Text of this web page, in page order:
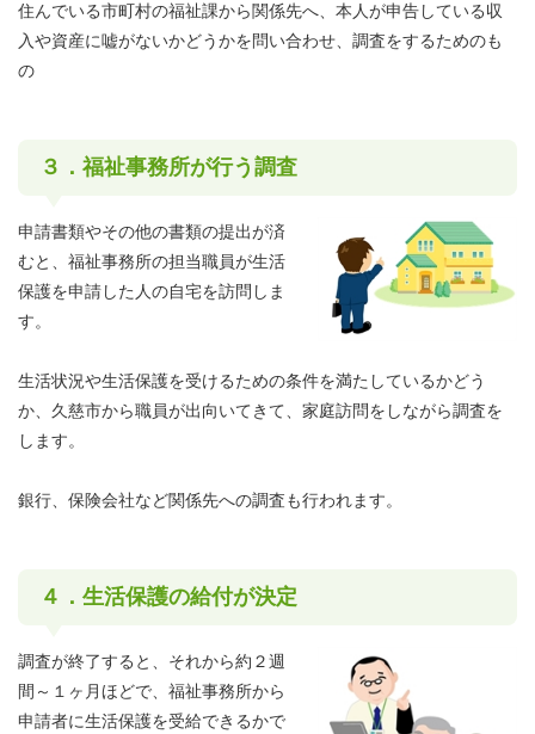
住んでいる市町村の福祉課から関係先へ、本人が申告している収
入や資産に嘘がないかどうかを問い合わせ、調査をするためのも
の
３．福祉事務所が行う調査
申請書類やその他の書類の提出が済
むと、福祉事務所の担当職員が生活
保護を申請した人の自宅を訪問しま
す。
生活状況や生活保護を受けるための条件を満たしているかどう
か、久慈市から職員が出向いてきて、家庭訪問をしながら調査を
します。
銀行、保険会社など関係先への調査も行われます。
４．生活保護の給付が決定
調査が終了すると、それから約２週
間～１ヶ月ほどで、福祉事務所から
申請者に生活保護を受給できるかで